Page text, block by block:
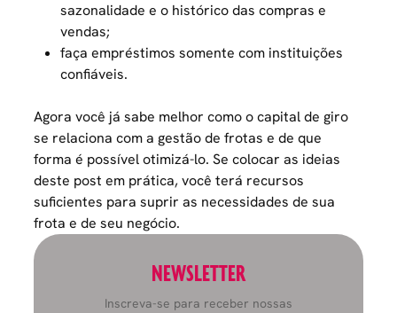
sazonalidade e o histórico das compras e
vendas;
faça empréstimos somente com instituições
confiáveis.
Agora você já sabe melhor como o capital de giro
se relaciona com a gestão de frotas e de que
forma é possível otimizá-lo. Se colocar as ideias
deste post em prática, você terá recursos
suficientes para suprir as necessidades de sua
frota e de seu negócio.
NEWSLETTER
Inscreva-se para receber nossas